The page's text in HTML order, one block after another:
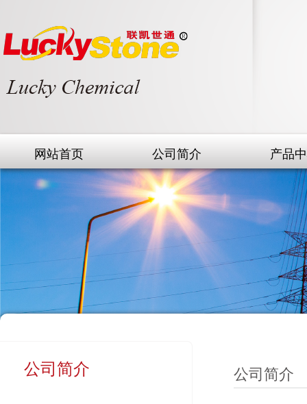
网站首页 公司简介 产品
公司简介 公司简介